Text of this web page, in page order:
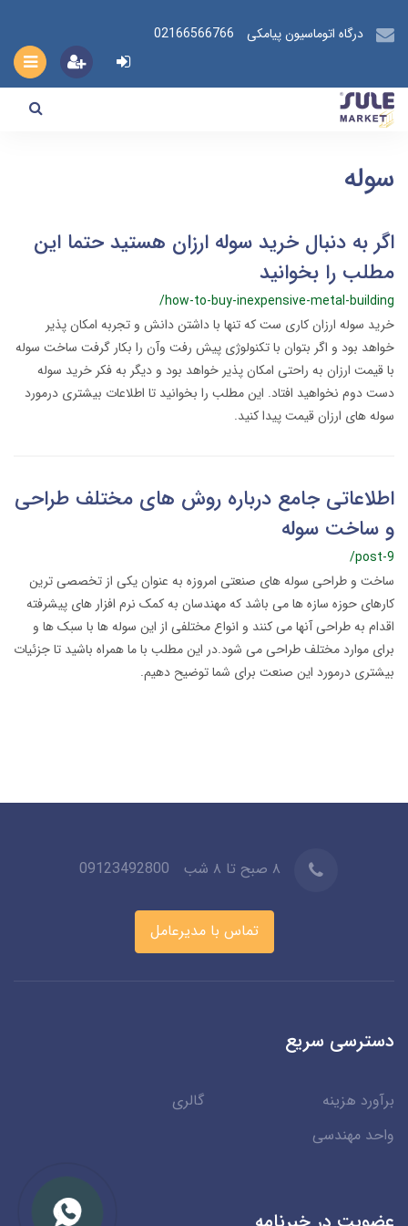
درگاه اتوماسیون پیامکی 02166566766
سوله
اگر به دنبال خرید سوله ارزان هستید حتما این
مطلب را بخوانید
/how-to-buy-inexpensive-metal-building
خرید سوله ارزان کاری ست که تنها با داشتن دانش و تجربه امکان پذیر
خواهد بود و اگر بتوان با تکنولوژی پیش رفت وآن را بکار گرفت ساخت سوله
با قیمت ارزان به راحتی امکان پذیر خواهد بود و دیگر به فکر خرید سوله
دست دوم نخواهید افتاد. این مطلب را بخوانید تا اطلاعات بیشتری درمورد
سوله های ارزان قیمت پیدا کنید.
اطلاعاتی جامع درباره روش های مختلف طراحی
و ساخت سوله
/post-9
ساخت و طراحی سوله های صنعتی امروزه به عنوان یکی از تخصصی ترین
کارهای حوزه سازه ها می باشد که مهندسان به کمک نرم افزار های پیشرفته
اقدام به طراحی آنها می کنند و انواع مختلفی از این سوله ها با سبک ها و
برای موارد مختلف طراحی می شود.در این مطلب با ما همراه باشید تا جزئیات
بیشتری درمورد این صنعت برای شما توضیح دهیم.
۸ صبح تا ۸ شب 09123492800
تماس با مدیرعامل
دسترسی سریع
برآورد هزینه
گالری
واحد مهندسی